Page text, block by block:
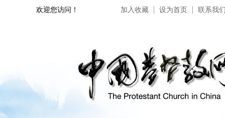
欢迎您访问！ 加入收藏 设为首页 联系我